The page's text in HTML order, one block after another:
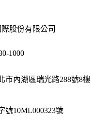
股份有限公司
1000
市內湖區瑞光路288號8樓
號10ML000323號